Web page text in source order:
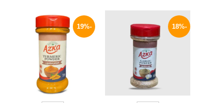
-18%
الأصلي
هو:
120 EGP.
الحالي
هو:
99 EGP.
-19%
السعر
الأصلي
هو:
80 EGP.
السعر
هو:
65 EGP.